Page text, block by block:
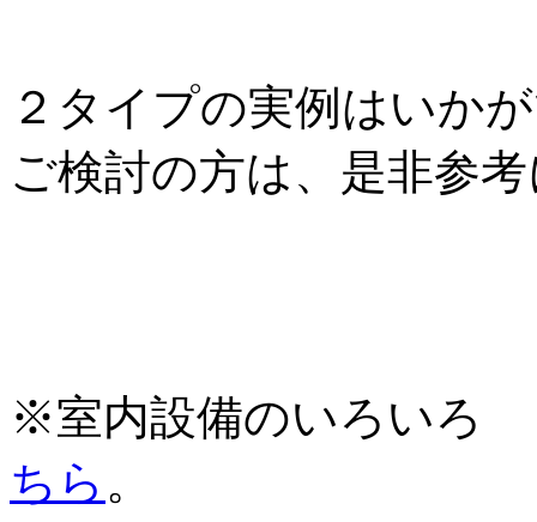
２タイプの実例はいか
ご検討の方は、是非参
※室内設備のいろいろ
ちら 。